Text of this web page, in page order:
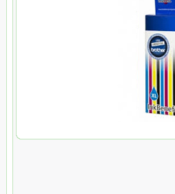
DCPJ100YJ1/